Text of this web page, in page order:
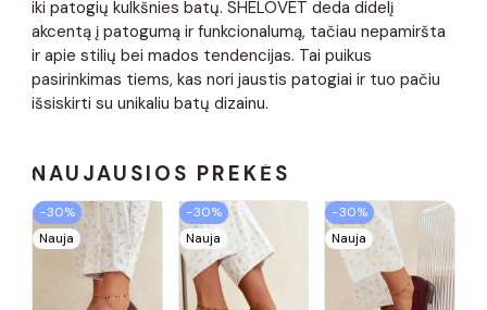
iki patogių kulkšnies batų. SHELOVET deda didelį
akcentą į patogumą ir funkcionalumą, tačiau nepamiršta
ir apie stilių bei mados tendencijas. Tai puikus
pasirinkimas tiems, kas nori jaustis patogiai ir tuo pačiu
išsiskirti su unikaliu batų dizainu.
NAUJAUSIOS PREKĖS
−30%
Nauja
−30%
Nauja
−30%
Nauja